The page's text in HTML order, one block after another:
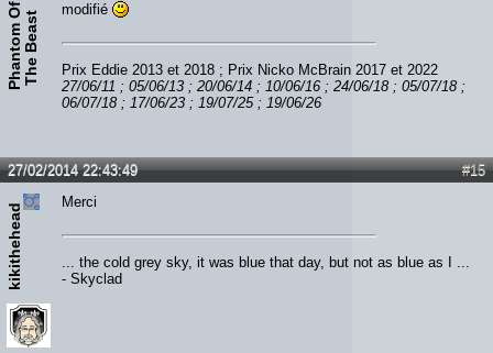
P
h
a
n
t
o
m
O
f
T
h
e
B
e
a
st
modifié
Prix Eddie 2013 et 2018 ; Prix Nicko McBrain 2017 et 2022
27/06/11 ; 05/06/13 ; 20/06/14 ; 10/06/16 ; 24/06/18 ; 05/07/18 ;
06/07/18 ; 17/06/23 ; 19/07/25 ; 19/06/26
#15
27/02/2014 22:43:49
kikithehead
Merci
... the cold grey sky, it was blue that day, but not as blue as I ...
- Skyclad